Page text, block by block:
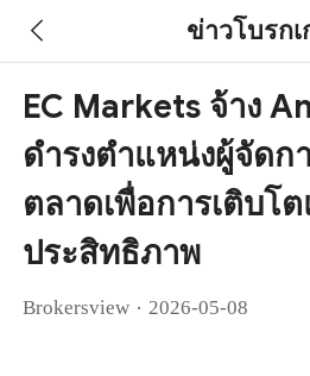
ข่าวโบรกเ
EC Markets จ้าง
ดำรงตำแหน่งผู้จัดก
ตลาดเพื่อการเติบโ
ประสิทธิภาพ
Brokersview · 2026-05-08